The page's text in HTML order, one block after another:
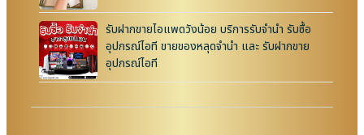
รับฝากขายไอแพดวังน้อย บริการรับจำนำ รับซื้อ
อุปกรณ์ไอที ขายของหลุดจำนำ และ รับฝากขาย
อุปกรณ์ไอที